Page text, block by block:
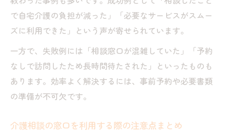
で自宅介護の負担が減った」「必要なサービスがスムー
ズに利用できた」という声が寄せられています。
一方で、失敗例には「相談窓口が混雑していた」「予約
なしで訪問したため長時間待たされた」といったものも
あります。効率よく解決するには、事前予約や必要書類
の準備が不可欠です。
介護相談の窓口を利用する際の注意点まとめ